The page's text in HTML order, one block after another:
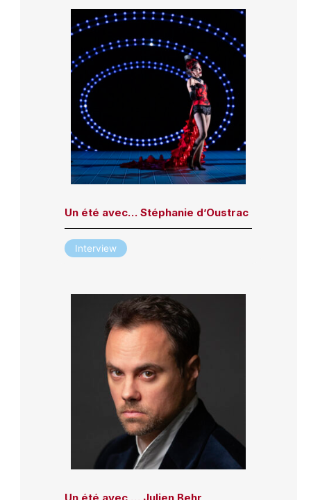
Un été avec… Stéphanie d’Oustrac
Interview